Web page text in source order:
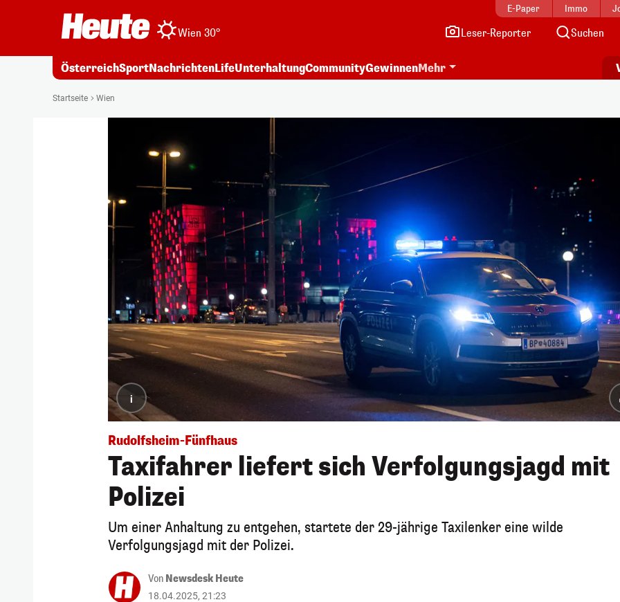
E-Paper Immo
Wien 30° Leser-Reporter Suchen
ÖsterreichSportNachrichtenLifeUnterhaltungCommunityGewinnenMehr
Startseite Wien
i
Rudolfsheim-Fünfhaus
Taxifahrer liefert sich Verfolgungsjagd mit
Polizei
Um einer Anhaltung zu entgehen, startete der 29-jährige Taxilenker eine wilde
Verfolgungsjagd mit der Polizei.
Von Newsdesk Heute
18.04.2025, 21:23